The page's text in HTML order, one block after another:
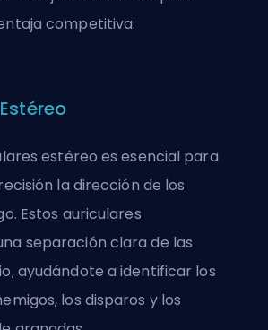
competitiva:
estéreo es esencial para
la dirección de los
Estos auriculares
separación clara de las
ayudándote a identificar los
los disparos y los